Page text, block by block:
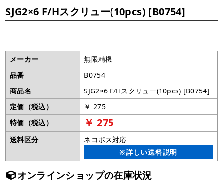
SJG2×6 F/Hスクリュー(10pcs) [B0754]
メーカー
無限精機
品番
B0754
商品名
SJG2×6 F/Hスクリュー(10pcs) [B0754]
定価（税込）
￥ 275
特価（税込）
￥ 275
送料区分
ネコポス対応
※詳しい送料説明
オンラインショップの在庫状況